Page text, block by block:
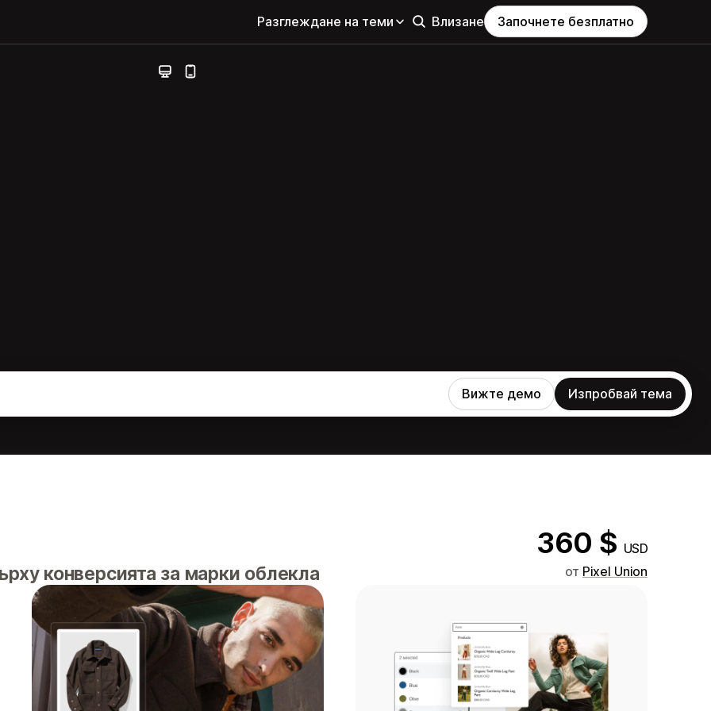
Разглеждане на теми Влизане Започнете безплатно
Вижте демо Изпробвай тема
360 $ USD
конверсията за марки облекла от Pixel Union